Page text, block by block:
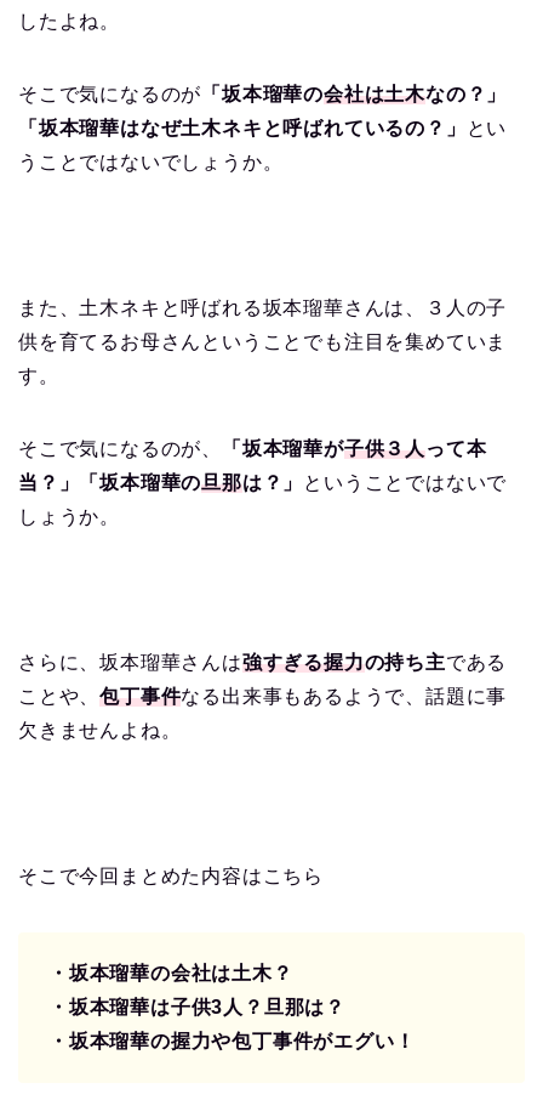
したよね。
そこで気になるのが 「坂本瑠華の会社は土木なの？」
「坂本瑠華はなぜ土木ネキと呼ばれているの？」
とい
うことではないでしょうか。
また、土木ネキと呼ばれる坂本瑠華さんは、３人の子
供を育てるお母さんということでも注目を集めていま
す。
そこで気になるのが、 「坂本瑠華が子供３人って本
当？」「坂本瑠華の旦那は？」
ということではないで
しょうか。
さらに、坂本瑠華さんは強すぎる握力の持ち主である
ことや、包丁事件なる出来事もあるようで、話題に事
欠きませんよね。
そこで今回まとめた内容はこちら
・坂本瑠華の会社は土木？
・坂本瑠華は子供3人？旦那は？
・坂本瑠華の握力や包丁事件がエグい！